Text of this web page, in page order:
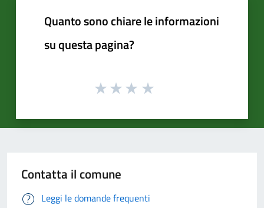
Quanto sono chiare le informazioni
su questa pagina?
Contatta il comune
Leggi le domande frequenti